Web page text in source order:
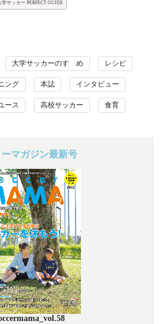
学サッカー PERFECT GUIDE
大学サッカーのすゝめ レシピ
ング 本誌 インタビュー
ース 高校サッカー 食育
マガジン最新号